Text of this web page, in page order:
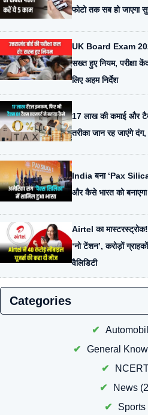
फोटो तक सब हो जाएगा
UK Board Exam
सख्त हुए नियम, परीक्षा
लिए अहम निर्देश
17 लाख की कमाई और
तरीका जान रह जाएंगे
India बना ‘Pax
और कैसे भारत को
Airtel का
‘नो टेंशन’, करोड़ों
वैलिडिटी
Categories
General
News
Sports